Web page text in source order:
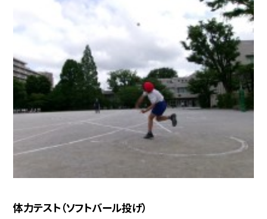
体力テスト（ソフトバール投げ）